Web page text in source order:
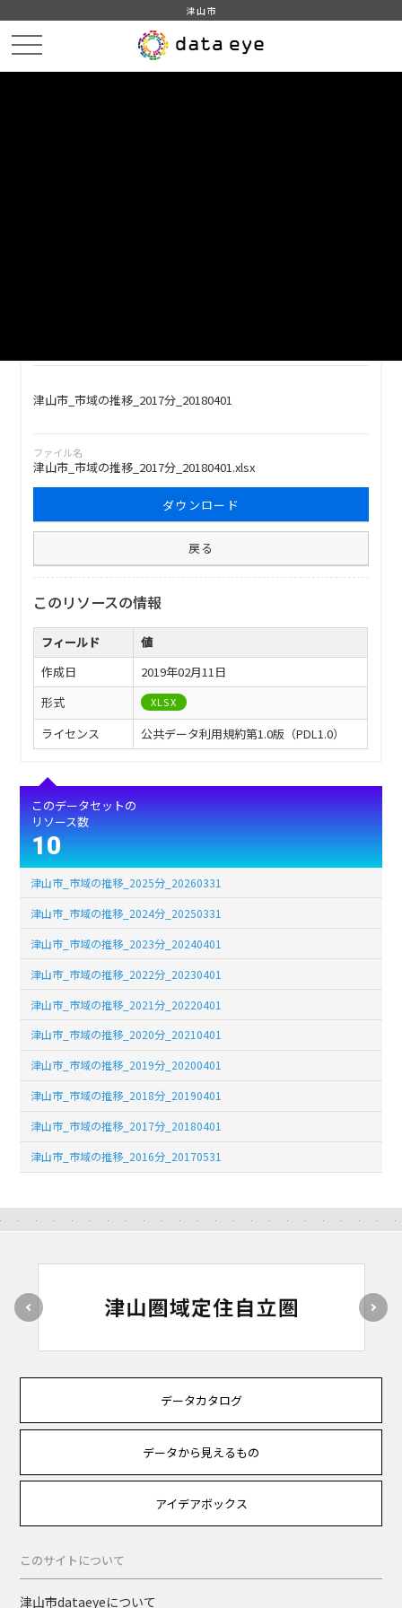
津山市
津山市_市域の推移_2017分_20180401
ファイル名
津山市_市域の推移_2017分_20180401.xlsx
ダウンロード
戻る
このリソースの情報
フィールド
値
作成日
2019年02月11日
形式
XLSX
ライセンス 公共データ利用規約第1.0版（PDL1.0）
このデータセットの
リソース数
10
津山市_市域の推移_2025分_20260331
津山市_市域の推移_2024分_20250331
津山市_市域の推移_2023分_20240401
津山市_市域の推移_2022分_20230401
津山市_市域の推移_2021分_20220401
津山市_市域の推移_2020分_20210401
津山市_市域の推移_2019分_20200401
津山市_市域の推移_2018分_20190401
津山市_市域の推移_2017分_20180401
津山市_市域の推移_2016分_20170531
データカタログ
データから見えるもの
アイデアボックス
このサイトについて
津山市dataeyeについて